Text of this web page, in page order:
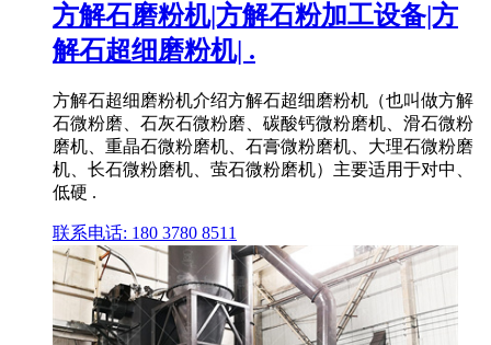
方解石磨粉机|方解石粉加工设备|方
解石超细磨粉机| .
方解石超细磨粉机介绍方解石超细磨粉机（也叫做方解
石微粉磨、石灰石微粉磨、碳酸钙微粉磨机、滑石微粉
磨机、重晶石微粉磨机、石膏微粉磨机、大理石微粉磨
机、长石微粉磨机、萤石微粉磨机）主要适用于对中、
低硬 .
联系电话: 180 3780 8511